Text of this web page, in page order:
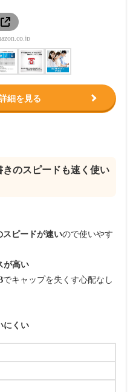
細を見る
のスピードも速く使い
スピードが速いので使いやす
が高い
でキャップを失くす心配なし
にくい